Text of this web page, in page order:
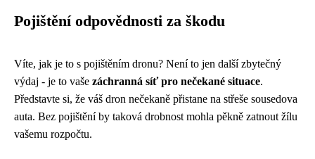
Pojištění odpovědnosti za škodu
Víte, jak je to s pojištěním dronu? Není to jen další zbytečný
výdaj - je to vaše záchranná síť pro nečekané situace.
Představte si, že váš dron nečekaně přistane na střeše sousedova
auta. Bez pojištění by taková drobnost mohla pěkně zatnout žílu
vašemu rozpočtu.